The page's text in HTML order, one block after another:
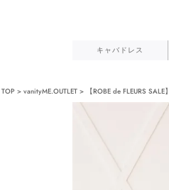
キャバドレス
TOP vanityME.OUTLET 【ROBE de FLEURS